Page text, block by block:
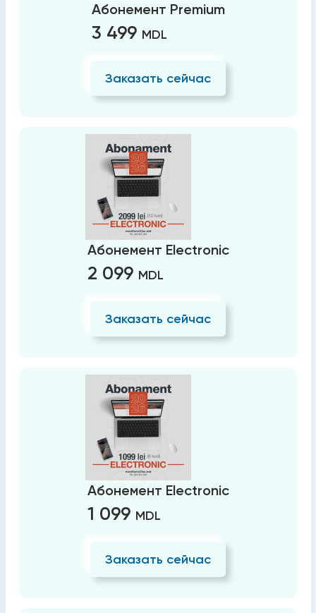
Абонемент Premium
3 499 MDL
Заказать сейчас
Абонемент Electronic
2 099 MDL
Заказать сейчас
Абонемент Electronic
1 099 MDL
Заказать сейчас